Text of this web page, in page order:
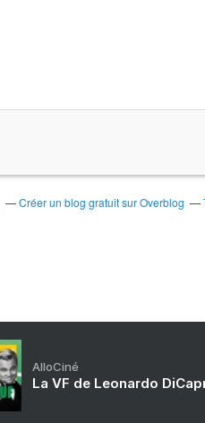
Créer un blog gratuit sur Overblog
AlloCiné
La VF de Leonardo